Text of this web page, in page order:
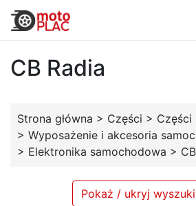
CB Radia
Strona główna > Części > Części
> Wyposażenie i akcesoria
> Elektronika samochodowa >
Pokaż / ukryj